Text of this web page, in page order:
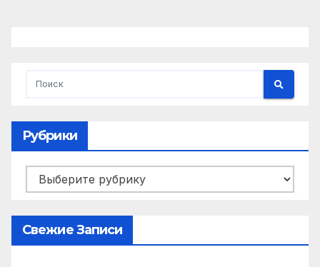
Рубрики
Рубрики
Свежие Записи